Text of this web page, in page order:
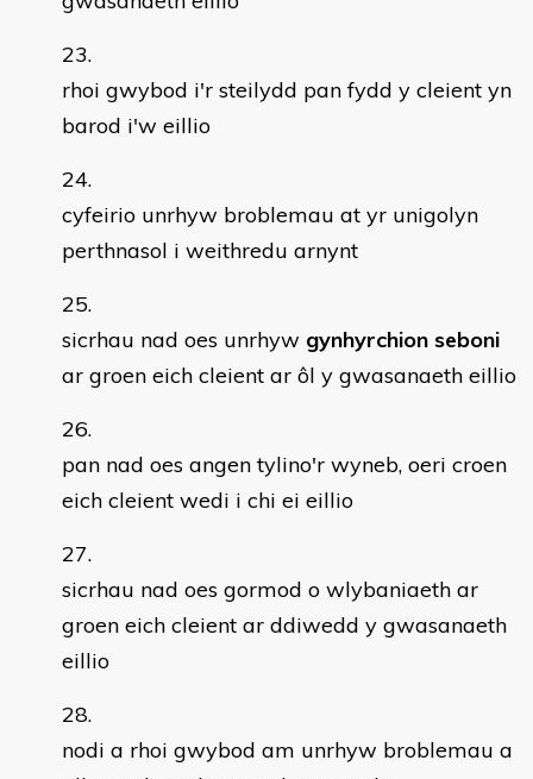
rhoi gwybod i'r steilydd pan fydd y cleient yn
barod i'w eillio
cyfeirio unrhyw broblemau at yr unigolyn
perthnasol i weithredu arnynt
sicrhau nad oes unrhyw gynhyrchion seboni
ar groen eich cleient ar ôl y gwasanaeth eillio
pan nad oes angen tylino'r wyneb, oeri croen
eich cleient wedi i chi ei eillio
sicrhau nad oes gormod o wlybaniaeth ar
groen eich cleient ar ddiwedd y gwasanaeth
eillio
nodi a rhoi gwybod am unrhyw broblemau a